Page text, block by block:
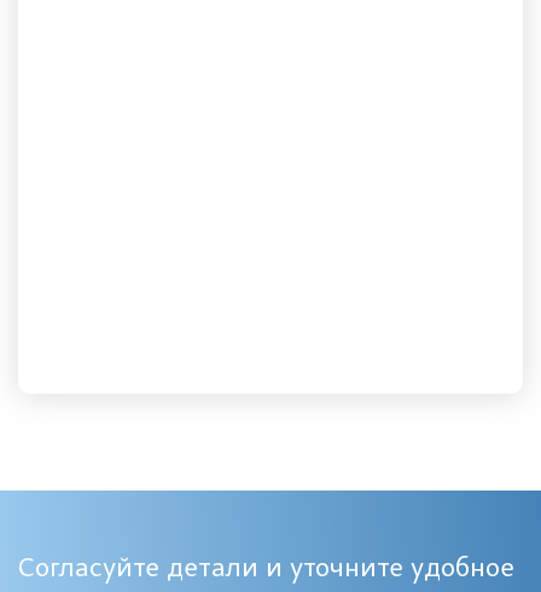
Согласуйте детали и уточните удобное